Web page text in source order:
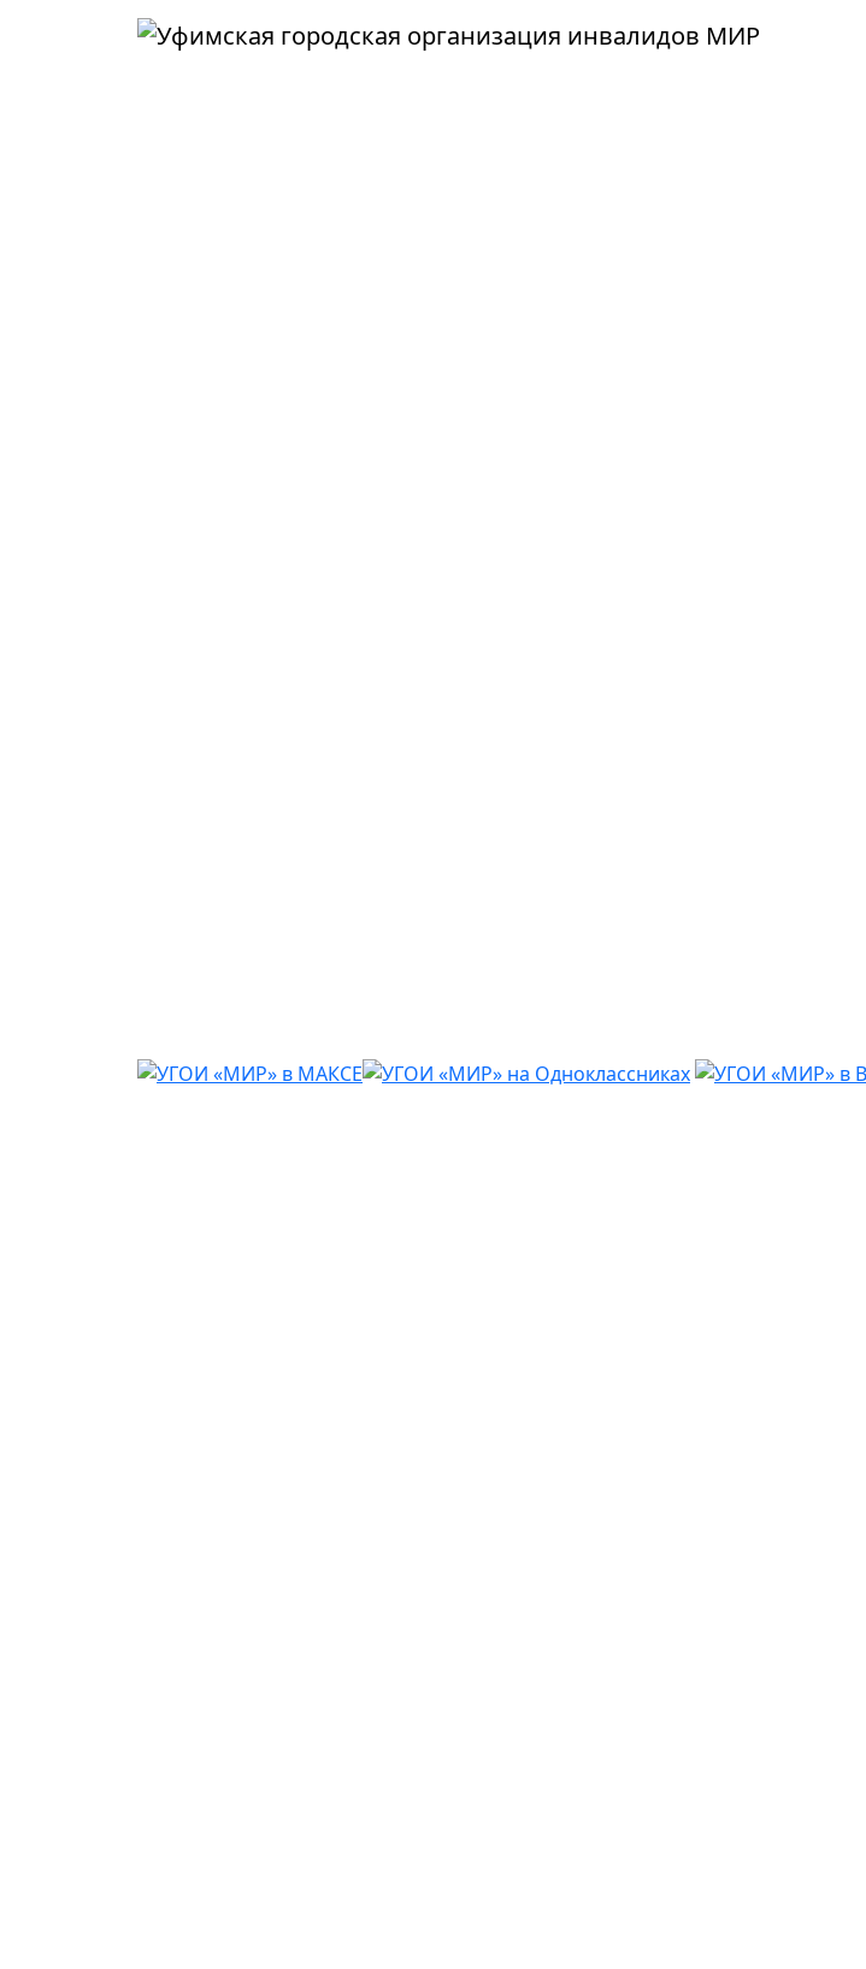
Перейти к основному содержанию